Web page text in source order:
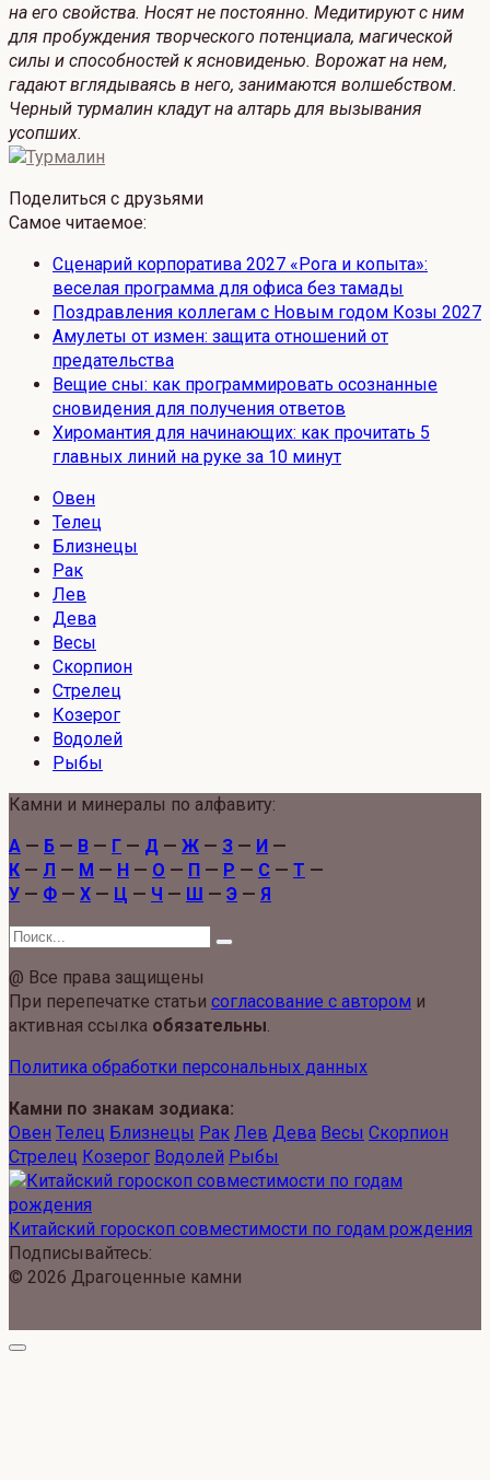
на его свойства. Носят не постоянно. Медитируют с ним
для пробуждения творческого потенциала, магической
силы и способностей к ясновиденью. Ворожат на нем,
гадают вглядываясь в него, занимаются волшебством.
Черный турмалин кладут на алтарь для вызывания
усопших.
Поделиться с друзьями
Самое читаемое:
Сценарий корпоратива 2027 «Рога и копыта»:
веселая программа для офиса без тамады
Поздравления коллегам с Новым годом Козы 2027
Амулеты от измен: защита отношений от
предательства
Вещие сны: как программировать осознанные
сновидения для получения ответов
Хиромантия для начинающих: как прочитать 5
главных линий на руке за 10 минут
Овен
Телец
Близнецы
Рак
Лев
Дева
Весы
Скорпион
Стрелец
Козерог
Водолей
Рыбы
Камни и минералы по алфавиту:
А — Б — В — Г — Д — Ж — З — И —
К — Л — М — Н — О — П — Р — С — Т —
У — Ф — Х — Ц — Ч — Ш — Э — Я
Search
@ Все права защищены
При перепечатке статьи согласование с автором и
активная ссылка обязательны.
Политика обработки персональных данных
Камни по знакам зодиака:
Овен Телец Близнецы Рак Лев Дева Весы Скорпион
Стрелец Козерог Водолей Рыбы
Китайский гороскоп совместимости по годам рождения
Подписывайтесь:
© 2026 Драгоценные камни